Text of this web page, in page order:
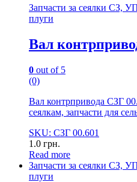
Запчасти за сеялки СЗ,
плуги
Вал
0 out of 5
(0)
Вал контрпривода СЗГ
сеялкам, запчасти для
SKU: СЗГ 00.601
1.0 грн.
Read more
Запчасти за сеялки СЗ,
плуги